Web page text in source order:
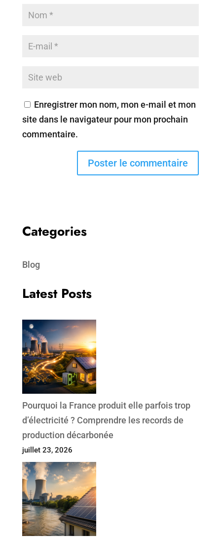
Enregistrer mon nom, mon e-mail et mon
site dans le navigateur pour mon prochain
commentaire.
Categories
Blog
Latest Posts
Pourquoi la France produit elle parfois trop
d’électricité ? Comprendre les records de
production décarbonée
juillet 23, 2026